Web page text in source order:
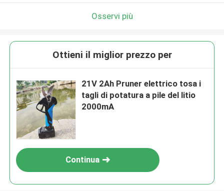
Invia
Osservi più
Ottieni il miglior prezzo per
21V 2Ah Pruner elettrico tosa i
tagli di potatura a pile del litio
2000mA
Continua